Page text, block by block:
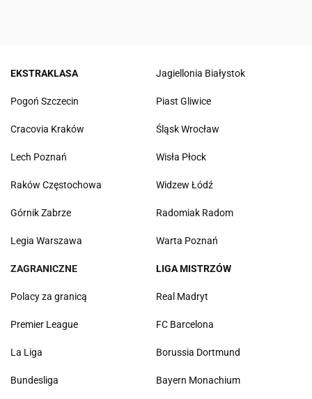
EKSTRAKLASA
Pogoń Szczecin
Cracovia Kraków
Lech Poznań
Raków Częstochowa
Górnik Zabrze
Legia Warszawa
Jagiellonia Białystok
Piast Gliwice
Śląsk Wrocław
Wisła Płock
Widzew Łódź
Radomiak Radom
Warta Poznań
ZAGRANICZNE
Polacy za granicą
Premier League
La Liga
Bundesliga
LIGA MISTRZÓW
Real Madryt
FC Barcelona
Borussia Dortmund
Bayern Monachium